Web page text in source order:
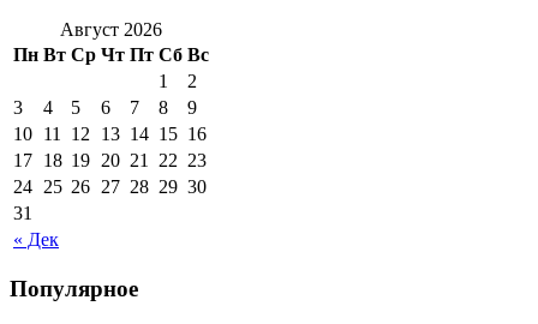
Август 2026
Пн Вт Ср Чт Пт Сб Вс
« Дек
1
2
3
4 5 6 7 8
9
10 11 12 13 14 15 16
17 18 19 20 21 22 23
24 25 26 27 28 29 30
31
Популярное